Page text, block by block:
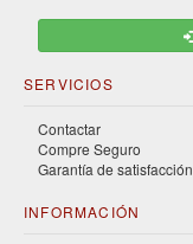
SERVICIOS
Contactar
Compre Seguro
Garantía de satisfacción
INFORMACIÓN